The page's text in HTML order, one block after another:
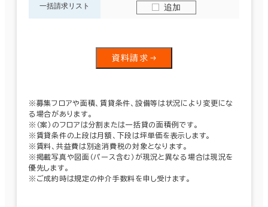
一括請求リスト 追加
資料請求
※募集フロアや面積、賃貸条件、設備等は状況により変更にな
る場合があります。
※（案）のフロアは分割または一括貸の面積例です。
※賃貸条件の上段は月額、下段は坪単価を表示します。
※賃料、共益費は別途消費税の対象となります。
※掲載写真や図面（パース含む）が現況と異なる場合は現況を
優先します。
※ご成約時は規定の仲介手数料を申し受けます。